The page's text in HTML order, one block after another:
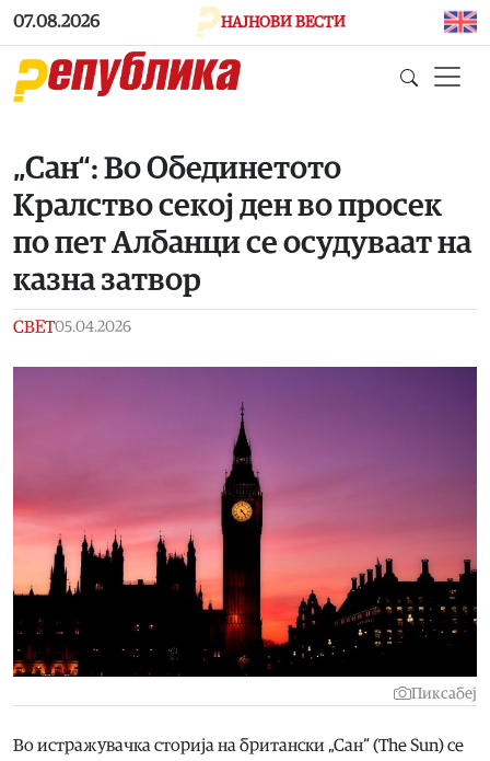
Skip to main content
07.08.2026 НАЈНОВИ ВЕСТИ
„Сан“: Во Обединетото
Кралство секој ден во просек
по пет Албанци се осудуваат на
казна затвор
СВЕТ05.04.2026
Пиксабеј
Во истражувачка сторија на британски „Сан“ (The Sun) се